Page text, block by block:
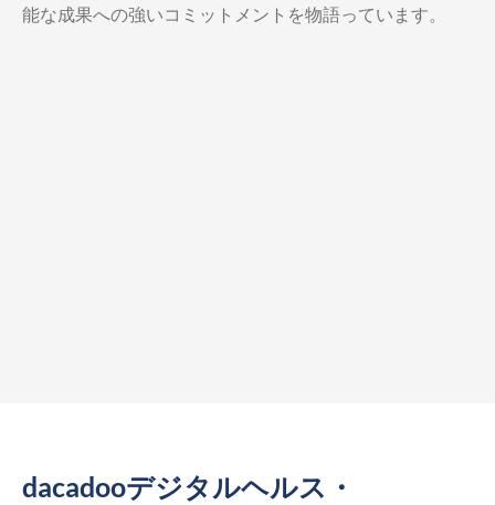
能な成果への強いコミットメントを物語っています。
dacadooデジタルヘルス・